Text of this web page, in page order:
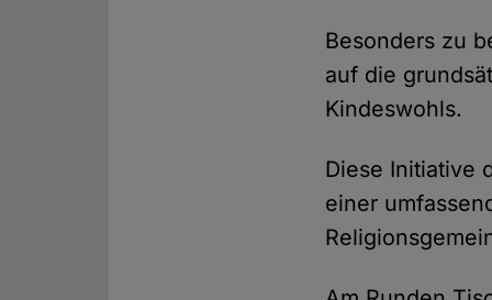
Besonders zu
auf die
Kindeswohls.
Diese Initiative
einer